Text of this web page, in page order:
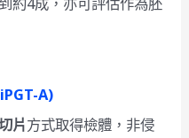
A)
片方式取得檢體，非侵